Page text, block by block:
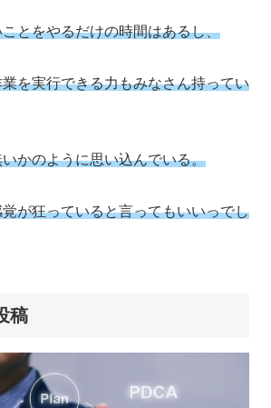
とをやるだけの時間はあるし、
を実行できる力もみなさん持ってい
かのように思い込んでいる。
が狂っていると言ってもいいっでし
稿